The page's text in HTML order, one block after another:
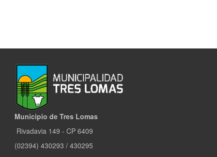
Municipio de Tres Lomas
Rivadavia 149 - CP 6409
(02394) 430293 / 430295